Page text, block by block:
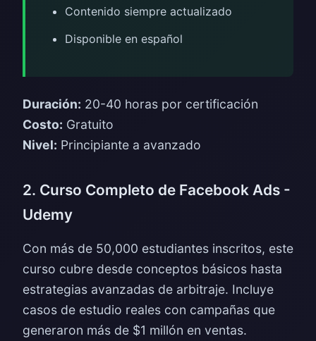
Contenido siempre actualizado
Disponible en español
Duración: 20-40 horas por certificación
Costo: Gratuito
Nivel: Principiante a avanzado
2. Curso Completo de Facebook Ads -
Udemy
Con más de 50,000 estudiantes inscritos, este
curso cubre desde conceptos básicos hasta
estrategias avanzadas de arbitraje. Incluye
casos de estudio reales con campañas que
generaron más de $1 millón en ventas.